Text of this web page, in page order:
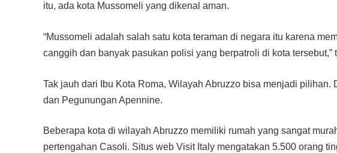
itu, ada kota Mussomeli yang dikenal aman.
“Mussomeli adalah salah satu kota teraman di negara itu karena
canggih dan banyak pasukan polisi yang berpatroli di kota tersebut,”
Tak jauh dari Ibu Kota Roma, Wilayah Abruzzo bisa menjadi
dan Pegunungan Apennine.
Beberapa kota di wilayah Abruzzo memiliki rumah yang sangat
pertengahan Casoli. Situs web Visit Italy mengatakan 5.500 orang